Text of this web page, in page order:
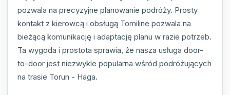
pozwala na precyzyjne planowanie podróży. Prosty
kontakt z kierowcą i obsługą Tomiline pozwala na
bieżącą komunikację i adaptację planu w razie potrzeb.
Ta wygoda i prostota sprawia, że nasza usługa door-
to-door jest niezwykle popularna wśród podróżujących
na trasie Torun - Haga.